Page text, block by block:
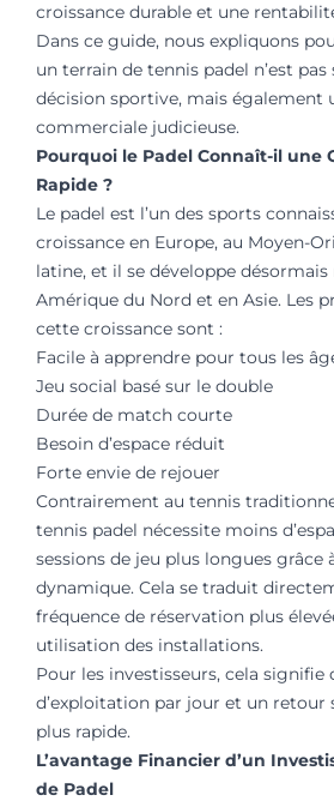
croissance durable et une
Dans ce guide, nous expliquons
un terrain de tennis padel n’est
décision sportive, mais également
commerciale judicieuse.
Pourquoi le Padel Connaît-il une
Rapide ?
Le padel est l’un des sports
croissance en Europe, au Moyen-
latine, et il se développe
Amérique du Nord et en Asie. Les
cette croissance sont :
Facile à apprendre pour tous les
Jeu social basé sur le double
Durée de match courte
Besoin d’espace réduit
Forte envie de rejouer
Contrairement au tennis
tennis padel nécessite moins
sessions de jeu plus longues grâce
dynamique. Cela se traduit
fréquence de réservation plus
utilisation des installations.
Pour les investisseurs, cela signifie
d’exploitation par jour et un retour
plus rapide.
L’avantage Financier d’un
de Padel